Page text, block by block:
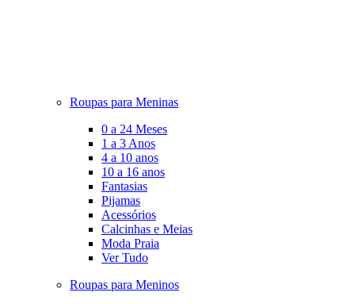
Roupas para Meninas
0 a 24 Meses
1 a 3 Anos
4 a 10 anos
10 a 16 anos
Fantasias
Pijamas
Acessórios
Calcinhas e Meias
Moda Praia
Ver Tudo
Roupas para Meninos